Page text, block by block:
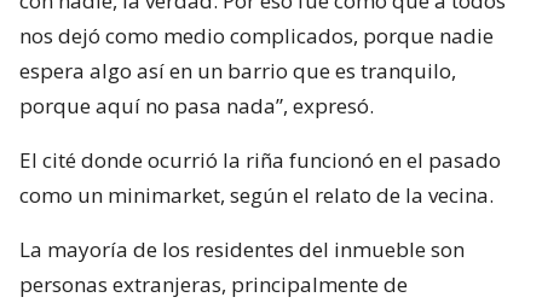
nos dejó como medio complicados, porque nadie
espera algo así en un barrio que es tranquilo,
porque aquí no pasa nada”, expresó.
El cité donde ocurrió la riña funcionó en el pasado
como un minimarket, según el relato de la vecina.
La mayoría de los residentes del inmueble son
personas extranjeras, principalmente de